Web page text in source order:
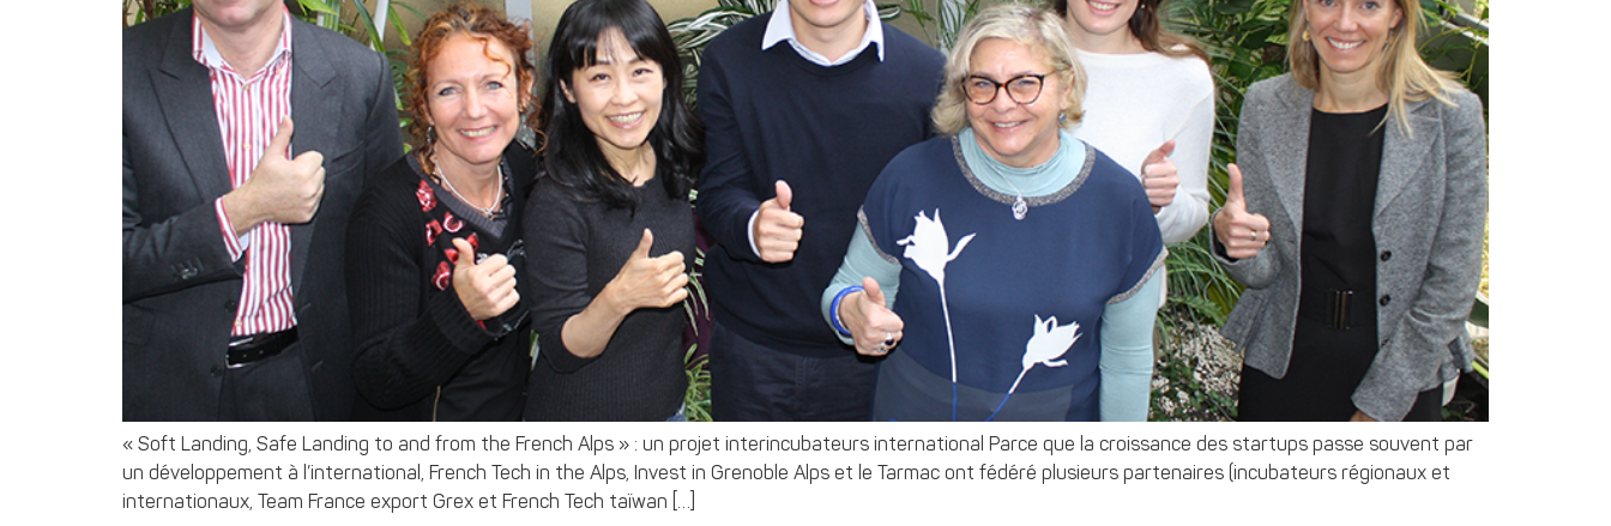
« Soft Landing, Safe Landing to and from the French Alps » : un projet interincubateurs international Parce que la croissance des startups passe souvent par
un développement à l’international, French Tech in the Alps, Invest in Grenoble Alps et le Tarmac ont fédéré plusieurs partenaires (incubateurs régionaux et
internationaux, Team France export Grex et French Tech taïwan […]